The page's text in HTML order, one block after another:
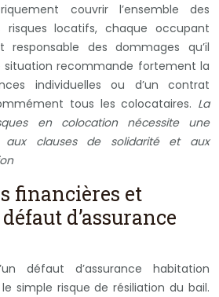
couvrir l’ensemble des
risques locatifs, chaque occupant
responsable des dommages qu’il
situation recommande fortement la
individuelles ou d’un contrat
tous les colocataires. La
en colocation nécessite une
aux clauses de solidarité et aux
financières et
d’assurance
défaut d’assurance habitation
simple risque de résiliation du bail.